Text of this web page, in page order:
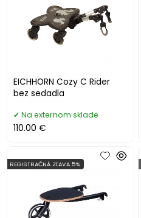
EICHHORN Cozy C Rider
bez sedadla
Na externom sklade
110.00 €
REGISTRAČNÁ ZĽAVA 5%